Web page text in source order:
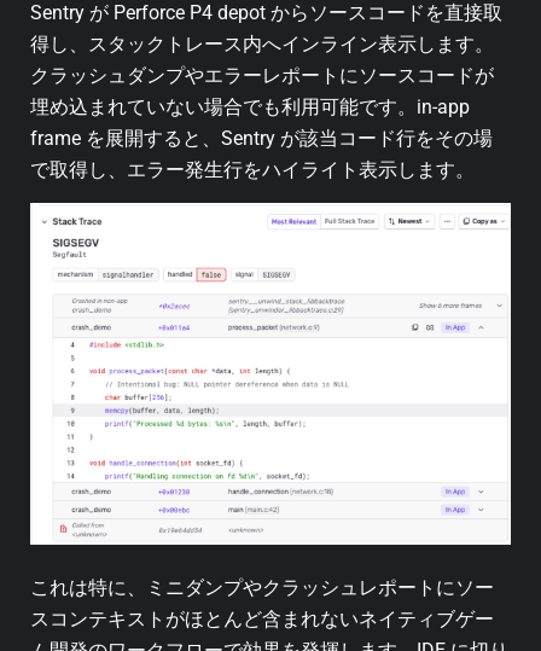
Sentry が Perforce P4 depot からソースコードを直接取
得し、スタックトレース内へインライン表示します。
クラッシュダンプやエラーレポートにソースコードが
埋め込まれていない場合でも利用可能です。in-app
frame を展開すると、Sentry が該当コード行をその場
で取得し、エラー発生行をハイライト表示します。
これは特に、ミニダンプやクラッシュレポートにソー
スコンテキストがほとんど含まれないネイティブゲー